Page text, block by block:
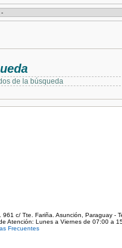
de la búsqueda
961 c/ Tte. Fariña. Asunción, Paraguay -
Atención: Lunes a Viernes de 07:00 a
Frecuentes